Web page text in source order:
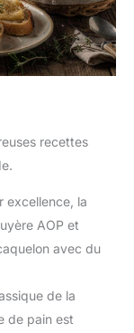
recettes
excellence, la
AOP et
avec du
de la
de pain est